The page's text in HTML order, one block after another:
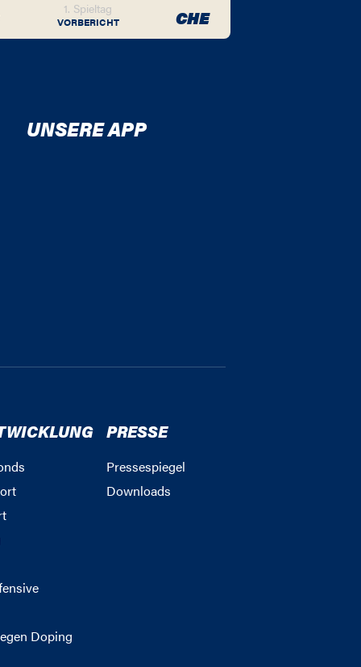
1. Spieltag
VORBERICHT CHE
UNSERE APP
Doping
PRESSE
Pressespiegel
Downloads